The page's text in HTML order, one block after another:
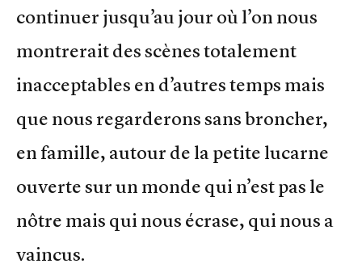
continuer jusqu’au jour où l’on nous
montrerait des scènes totalement
inacceptables en d’autres temps mais
que nous regarderons sans broncher,
en famille, autour de la petite lucarne
ouverte sur un monde qui n’est pas le
nôtre mais qui nous écrase, qui nous a
vaincus.